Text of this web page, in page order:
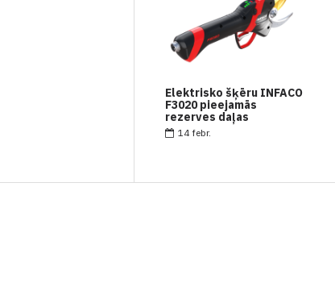
Elektrisko šķēru INFACO
F3020 pieejamās
rezerves daļas
14 febr.